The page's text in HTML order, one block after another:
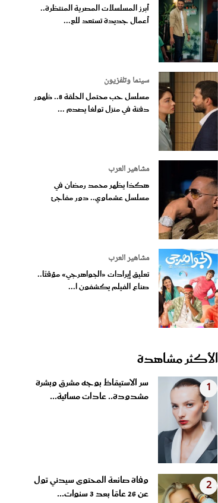
أبرز المسلسلات المصرية المنتظرة..
أعمال جديدة تستعد للع...
سينما وتلفزيون
مسلسل حب محتمل الحلقة 8.. ظهور
دفنة في منزل تولغا يصدم ...
مشاهير العرب
هكذا يظهر محمد رمضان في
مسلسل عشماوي.. دور مفاجئ
مشاهير العرب
تعليق إيرادات «الجواهرجي» مؤقتًا..
صناع الفيلم يكشفون ا...
الأكثر مشاهدة
1
سر الاستيقاظ بوجه مشرق وبشرة
مشدودة.. عادات مسائية...
2
وفاة صانعة المحتوى سيدني تول
عن 26 عامًا بعد 3 سنوات...